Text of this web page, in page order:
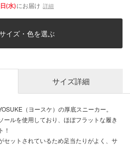
(水)にお届け 詳細
イズ・色を選ぶ
サイズ詳細
（ヨースケ）の厚底スニーカー。
ールを使用しており、ほぼフラットな履き
！
セットされているため足当たりがよく、サ